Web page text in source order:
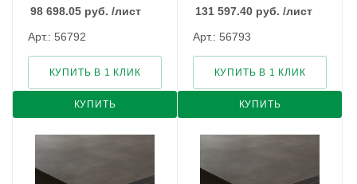
98 698.05 руб. /лист
Арт.: 56792
КУПИТЬ
КУПИТЬ В 1 КЛИК
131 597.40 руб. /лист
Арт.: 56793
КУПИТЬ
КУПИТЬ В 1 КЛИК